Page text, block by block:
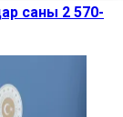
саны 2 570-